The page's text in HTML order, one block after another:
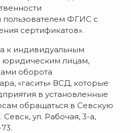
ФГИС с
сертификатов».
к индивидуальным
лицам,
оборота
«гасить» ВСД, которые
в установленные
обращаться в Севскую
ул. Рабочая, 3-а,